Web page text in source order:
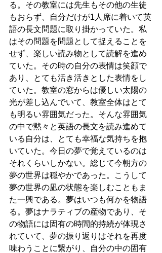
る。その教室には先生もその他の生徒
もおらず、自分だけが1人席に着いて英
語の長文問題に取り掛かっていた。私
はその問題を問題として捉えることを
せず、楽しい読み物として読解を進め
ていた。その時の自分の表情は笑顔で
あり、とても活き活きとした表情をし
ていた。教室の窓からは優しい太陽の
光が差し込んでいて、教室全体はとて
も明るい雰囲気だった。そんな雰囲気
の中で黙々と英語の長文を読み進めて
いる自分は、とても幸福な気持ちを抱
いていた。今日の夢で覚えているのは
それくらいしかない。総じて今朝方の
夢の世界は穏やかであった。こうして
夢の世界の凪の状態を楽しむこともま
た一興である。夢はいつも何かを物語
る。夢はナラティブの産物であり、そ
の物語には固有の時間的持続が体現さ
れていて、夢の振り返りはそれを再度
味わうことに繋がり、自分の中の固有